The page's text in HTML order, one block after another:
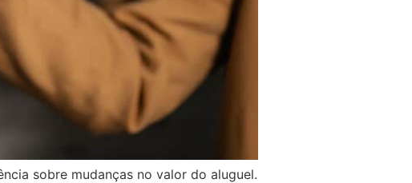
sobre mudanças no valor do aluguel.